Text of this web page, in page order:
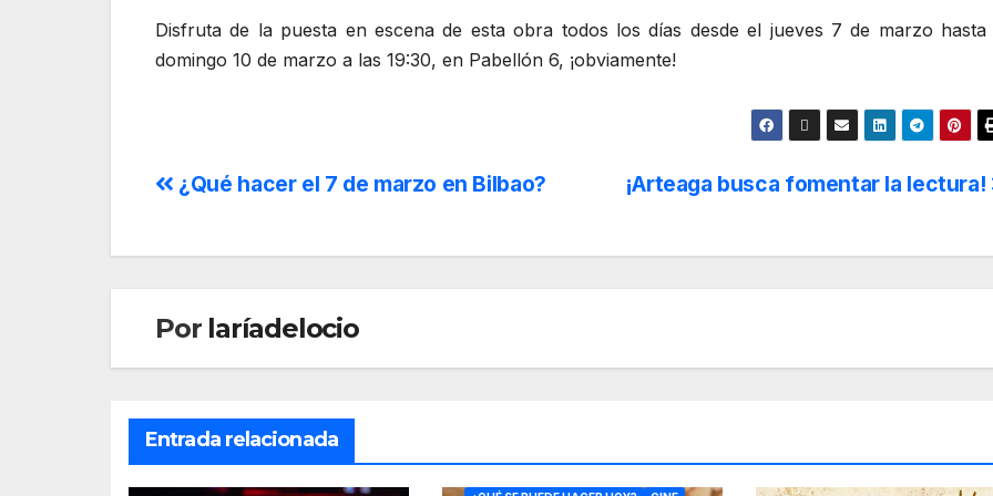
Disfruta de la puesta en escena de esta obra todos los días desde el jueves 7 de marzo hasta
domingo 10 de marzo a las 19:30, en Pabellón 6, ¡obviamente!
¡Arteaga busca fomentar la lectura!
¿Qué hacer el 7 de marzo en Bilbao?
Por laríadelocio
Entrada relacionada